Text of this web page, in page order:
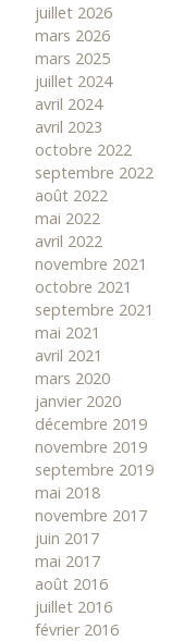
juillet 2026
mars 2026
mars 2025
juillet 2024
avril 2024
avril 2023
octobre 2022
septembre 2022
août 2022
mai 2022
avril 2022
novembre 2021
octobre 2021
septembre 2021
mai 2021
avril 2021
mars 2020
janvier 2020
décembre 2019
novembre 2019
septembre 2019
mai 2018
novembre 2017
juin 2017
mai 2017
août 2016
juillet 2016
février 2016